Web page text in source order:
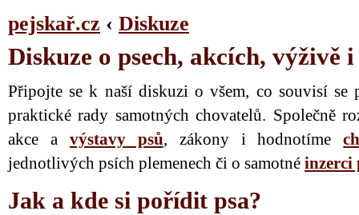
pejskař.cz ‹ Diskuze
Diskuze o psech, akcích, výživě
Připojte se k naší diskuzi o všem, co souvisí se
praktické rady samotných chovatelů. Společně
akce a výstavy psů, zákony i hodnotíme
jednotlivých psích plemenech či o samotné inzerci
Jak a kde si pořídit psa?